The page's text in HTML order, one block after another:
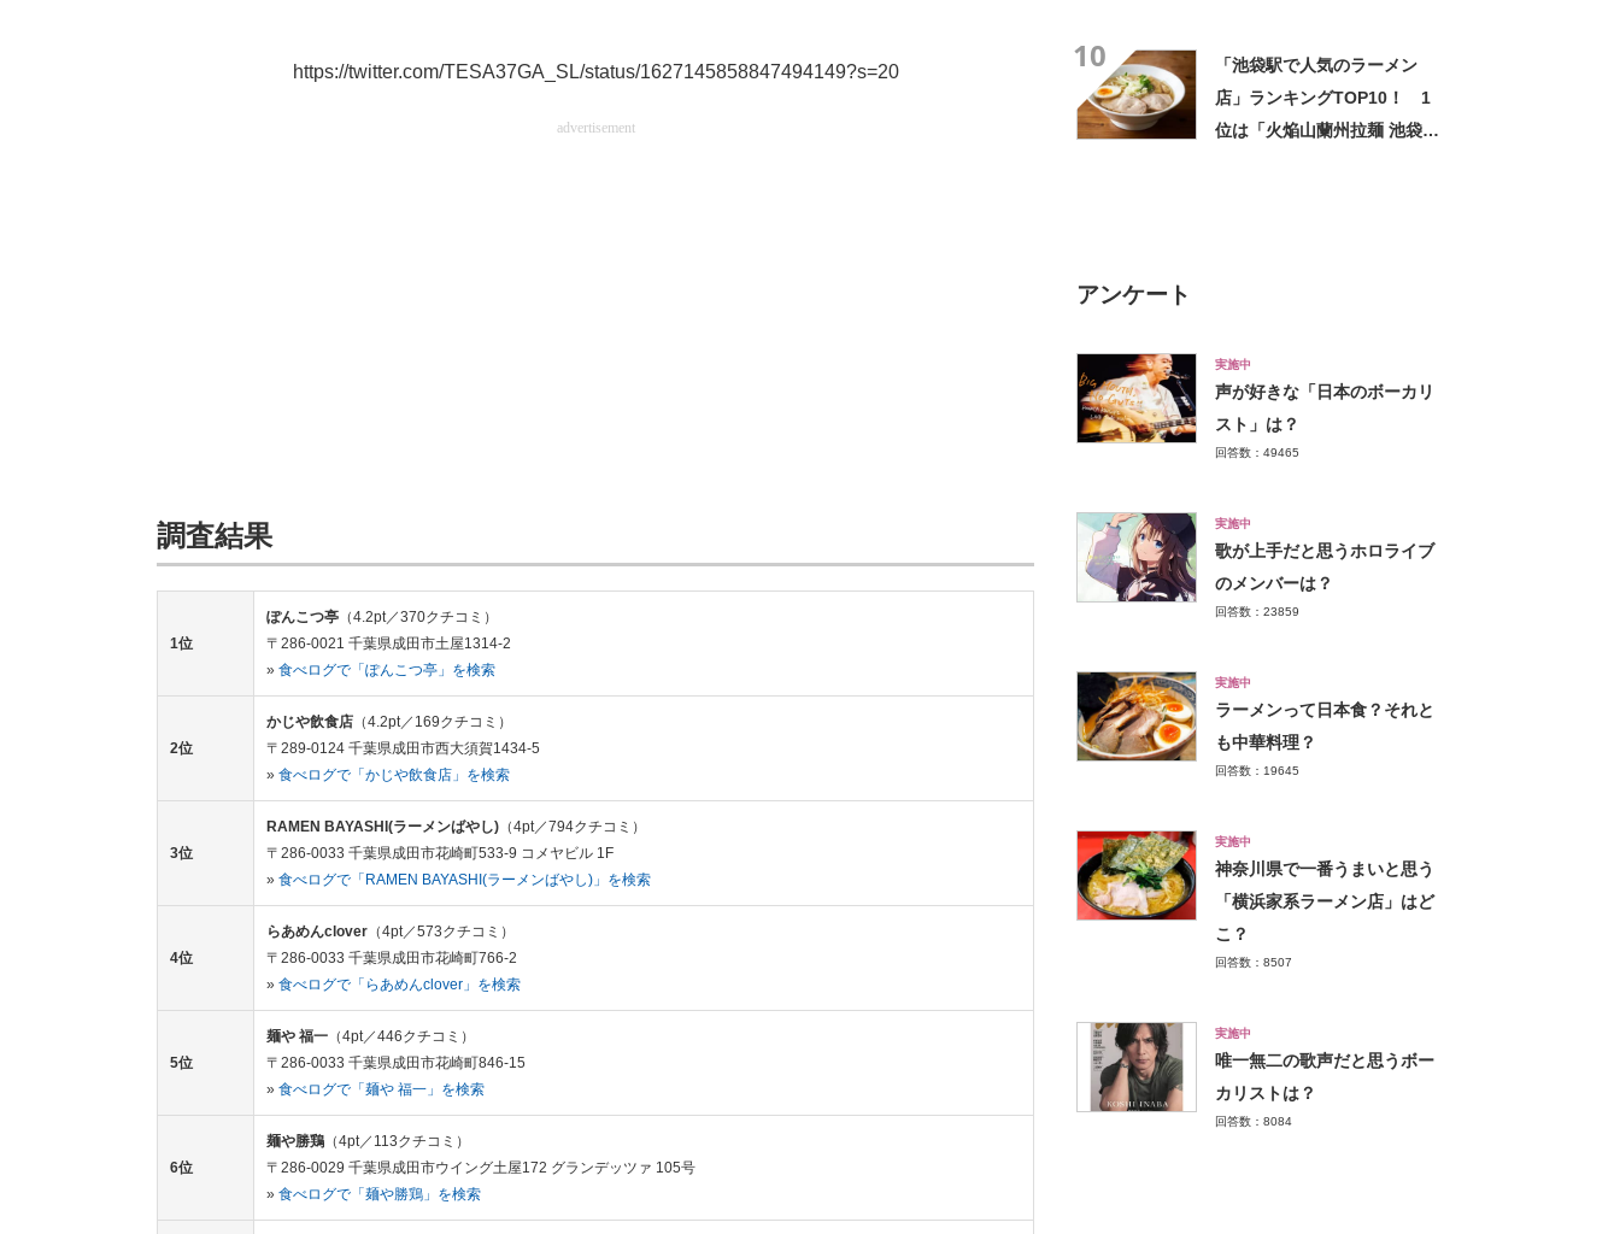
https://twitter.com/TESA37GA_SL/status/1627145858847494149?s=20
advertisement
調査結果
1位
ぽんこつ亭 （4.2pt／370クチコミ）
〒286-0021 千葉県成田市土屋1314-2
» 食べログで「ぽんこつ亭」を検索
2位
かじや飲食店 （4.2pt／169クチコミ）
〒289-0124 千葉県成田市西大須賀1434-5
» 食べログで「かじや飲食店」を検索
3位
RAMEN BAYASHI(ラーメンばやし) （4pt／794クチコミ）
〒286-0033 千葉県成田市花崎町533-9 コメヤビル 1F
» 食べログで「RAMEN BAYASHI(ラーメンばやし)」を検索
4位
らあめんclover （4pt／573クチコミ）
〒286-0033 千葉県成田市花崎町766-2
» 食べログで「らあめんclover」を検索
5位
麺や 福一 （4pt／446クチコミ）
〒286-0033 千葉県成田市花崎町846-15
» 食べログで「麺や 福一」を検索
6位
麺や勝鶏 （4pt／113クチコミ）
〒286-0029 千葉県成田市ウイング土屋172 グランデッツァ 105号
» 食べログで「麺や勝鶏」を検索
10
「池袋駅で人気のラーメン
店」ランキングTOP10！ 1
位は「火焔山蘭州拉麺 池袋
アンケート
実施中
声が好きな「日本のボーカリ
スト」は？
回答数：49465
実施中
歌が上手だと思うホロライブ
のメンバーは？
回答数：23859
実施中
ラーメンって日本食？それと
も中華料理？
回答数：19645
実施中
神奈川県で一番うまいと思う
「横浜家系ラーメン店」はど
こ？
回答数：8507
実施中
唯一無二の歌声だと思うボー
カリストは？
回答数：8084